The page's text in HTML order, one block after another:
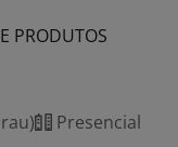
PRODUTOS
Presencial